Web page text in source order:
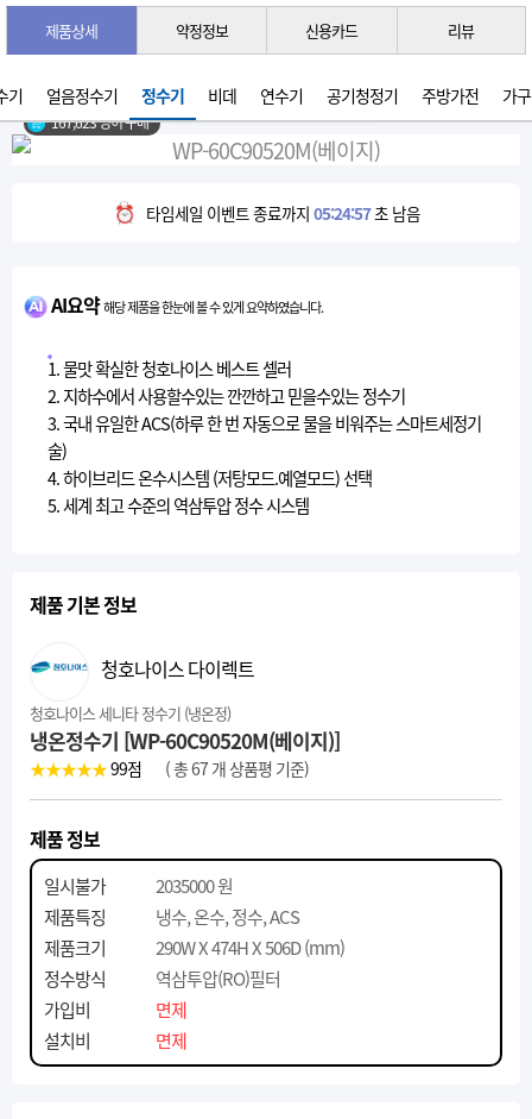
기 얼음정수기 정수기 비데 연수기 공기청정기 주방가전 가구
제품상세 약정정보 신용카드 리뷰
3초 간편 견적 받기 →
2026년 07월 생산
167,623 명이 구매
타임세일 이벤트 종료까지 05:24:56초 남음
AI요약해당 제품을 한눈에 볼 수 있게 요약하였습니다.
1. 물맛 확실한 청호나이스 베스트 셀러
2. 지하수에서 사용할수있는 깐깐하고 믿을수있는 정수기
3. 국내 유일한 ACS(하루 한 번 자동으로 물을 비워주는 스마트세정기
술)
4. 하이브리드 온수시스템 (저탕모드.예열모드) 선택
5. 세계 최고 수준의 역삼투압 정수 시스템
제품 기본 정보
청호나이스 다이렉트
청호나이스 세니타 정수기 (냉온정)
냉온정수기 [WP-60C90520M(베이지)]
★★★★★99점 ( 총 67 개 상품평 기준)
제품 정보
일시불가
2035000 원
제품특징
냉수, 온수, 정수, ACS
제품크기
290W X 474H X 506D (mm)
정수방식
역삼투압(RO)필터
가입비
면제
설치비
면제